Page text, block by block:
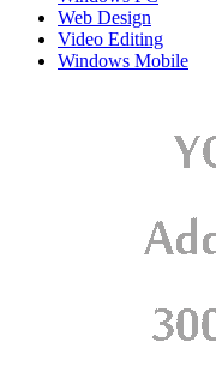
Web Design
Video Editing
Windows Mobile